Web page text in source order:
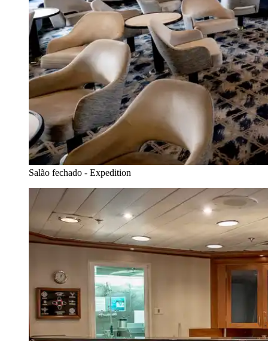
Salão fechado - Expedition